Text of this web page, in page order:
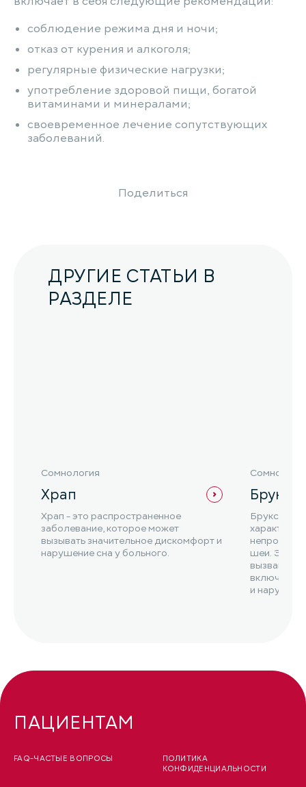
соблюдение режима дня и ночи;
отказ от курения и алкоголя;
регулярные физические нагрузки;
употребление здоровой пищи, богатой
витаминами и минералами;
своевременное лечение сопутствующих
заболеваний.
Поделиться
ДРУГИЕ СТАТЬИ В
РАЗДЕЛЕ
Сомнология
Храп
Храп - это распространенное
заболевание, которое может
вызывать значительное дискомфорт и
нарушение сна у больного.
Бруксизм -
шеи. Это
вызвано
включая
и
ПАЦИЕНТАМ
FAQ-ЧАСТЫЕ ВОПРОСЫ
ПОЛИТИКА
КОНФИДЕНЦИАЛЬНОСТИ